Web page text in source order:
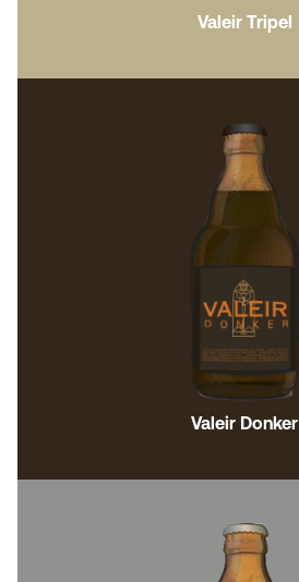
Valeir Tripel
Valeir Donker